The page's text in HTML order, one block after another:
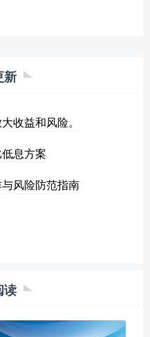
新
收益和风险。
息方案
风险防范指南
读